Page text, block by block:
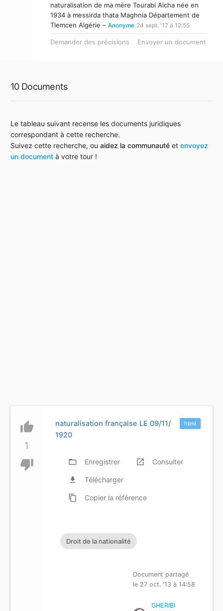
naturalisation de ma mère Tourabi Aicha née en
1934 à messirda thata Maghnia Département de
Tlemcen Algérie – Anonyme 24 sept. '17 à 12:55
Demander des précisions Envoyer un document
10 Documents
Le tableau suivant recense les documents juridiques
correspondant à cette recherche.
Suivez cette recherche, ou aidez la communauté et envoyez
un document à votre tour !
thumb_up
1
thumb_down
html
naturalisation française LE 09/11/
1920
folder_open Enregistrer launch Consulter
file_download Télécharger
content_copy Copier la référence
Droit de la nationalité
Document partagé
le 27 oct. '13 à 14:58
GHERIBI